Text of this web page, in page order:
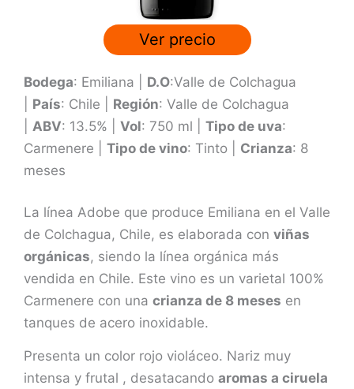
Ver precio
Bodega: Emiliana | D.O:Valle de Colchagua
País: Chile | Región: Valle de Colchagua
ABV: 13.5% | Vol: 750 ml | Tipo de uva:
Carmenere | Tipo de vino: Tinto | Crianza: 8
meses
La línea Adobe que produce Emiliana en el Valle
de Colchagua, Chile, es elaborada con viñas
orgánicas, siendo la línea orgánica más
vendida en Chile. Este vino es un varietal 100%
Carmenere con una crianza de 8 meses en
tanques de acero inoxidable.
Presenta un color rojo violáceo. Nariz muy
intensa y frutal , desatacando aromas a ciruela